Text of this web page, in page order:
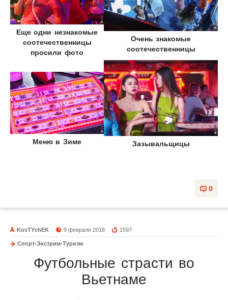
Еще одни незнакомые
соотечественницы
просили фото
Очень знакомые
соотечественницы
Меню в Зиме Зазывальщицы
0
KosTYchEK 9 февраля 2018 1597
Спорт-Экстрим-Туризм
Футбольные страсти во
Вьетнаме